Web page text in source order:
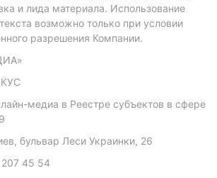
и лида материала. Использование
возможно только при условии
разрешения Компании.
медиа в Реестре субъектов в сфере
бульвар Леси Украинки, 26
45 54